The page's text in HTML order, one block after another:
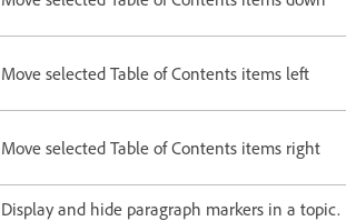
Move selected Table of Contents items left
Move selected Table of Contents items right
Display and hide paragraph markers in a topic.